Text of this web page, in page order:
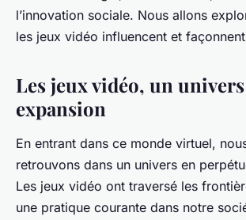
l’innovation sociale. Nous allons
les jeux vidéo influencent et
Les jeux vidéo, un
expansion
En entrant dans ce monde virtuel,
retrouvons dans un univers en
Les jeux vidéo ont traversé les
une pratique courante dans notre